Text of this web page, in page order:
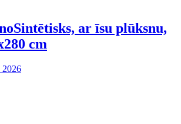
Sintētisks, ar īsu plūksnu,
cm
2026